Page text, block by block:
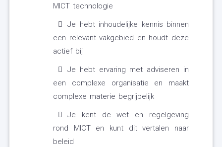
MICT technologie
Je hebt inhoudelijke kennis binnen
een relevant vakgebied en houdt deze
actief bij
Je hebt ervaring met adviseren in
een complexe organisatie en maakt
complexe materie begrijpelijk
Je kent de wet en regelgeving
rond MICT en kunt dit vertalen naar
beleid